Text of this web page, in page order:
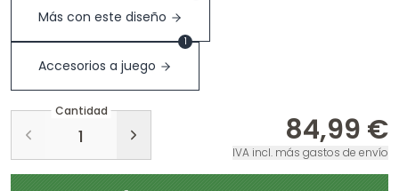
Más con este diseño
Accesorios a juego
1
Cantidad
84,99 €
IVA incl. más gastos de envío